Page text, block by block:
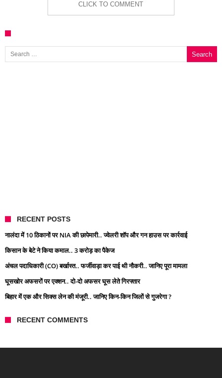
CLICK TO COMMENT
Search for:
RECENT POSTS
नालंदा में 10 ठिकानों पर NIA की छापेमारी.. ज्वेलरी शॉप और गन हाउस पर कार्रवाई
किसान के बेटे ने किया कमाल.. 3 करोड़ का पैकेज
अंचल पदाधिकारी (CO) बर्खास्त.. फर्जीवाड़ा कर पाई थी नौकरी.. जानिए पूरा मामला
घूसखोर अफसरों पर एक्शन.. दो-दो अफसर घूस लेते गिरफ्तार
बिहार में एक और सिक्स लेन की मंजूरी.. जानिए किन-किन जिलों से गुजरेगा ?
RECENT COMMENTS